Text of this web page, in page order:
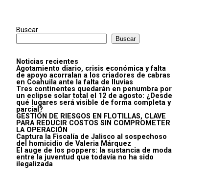
Buscar
Buscar
Noticias recientes
Agotamiento diario, crisis económica y falta
de apoyo acorralan a los criadores de cabras
en Coahuila ante la falta de lluvias
Tres continentes quedarán en penumbra por
un eclipse solar total el 12 de agosto: ¿Desde
qué lugares será visible de forma completa y
parcial?
GESTIÓN DE RIESGOS EN FLOTILLAS, CLAVE
PARA REDUCIR COSTOS SIN COMPROMETER
LA OPERACIÓN
Captura la Fiscalía de Jalisco al sospechoso
del homicidio de Valeria Márquez
El auge de los poppers: la sustancia de moda
entre la juventud que todavía no ha sido
ilegalizada